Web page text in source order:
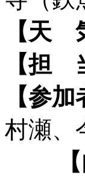
【天
【担
【参加
村瀬、